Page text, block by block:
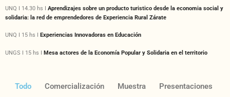
UNQ I 14.30 hs I Aprendizajes sobre un producto turistico desde la economia social y
solidaria: la red de emprendedores de Experiencia Rural Zárate
UNQ I 15 hs I Experiencias Innovadoras en Educación
UNGS I 15 hs I Mesa actores de la Economía Popular y Solidaria en el territorio​
Todo Comercialización Muestra Presentaciones